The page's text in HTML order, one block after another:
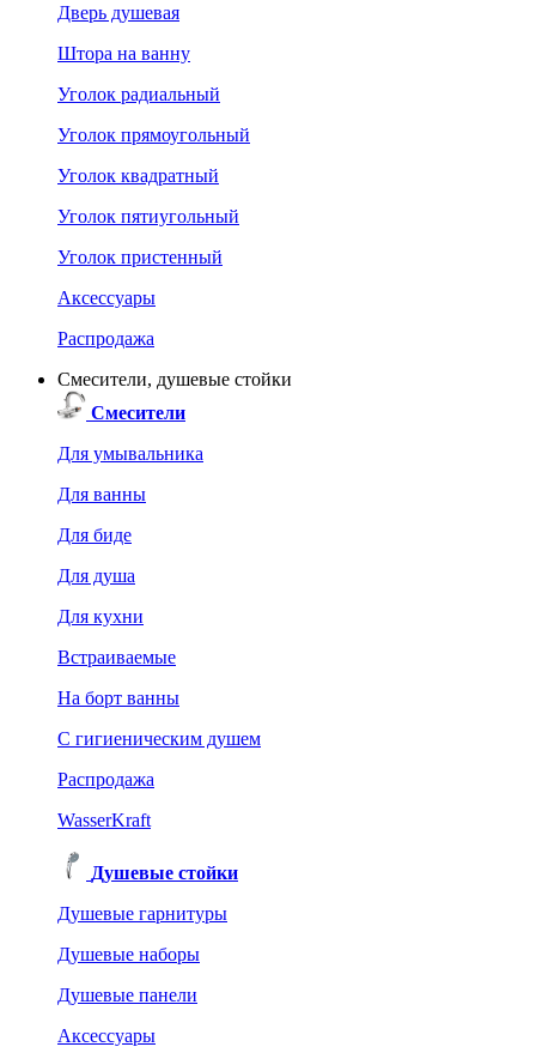
Дверь душевая
Штора на ванну
Уголок радиальный
Уголок прямоугольный
Уголок квадратный
Уголок пятиугольный
Уголок пристенный
Аксессуары
Распродажа
Смесители, душевые стойки
Смесители
Для умывальника
Для ванны
Для биде
Для душа
Для кухни
Встраиваемые
На борт ванны
C гигиеническим душем
Распродажа
WasserKraft
Душевые стойки
Душевые гарнитуры
Душевые наборы
Душевые панели
Аксессуары